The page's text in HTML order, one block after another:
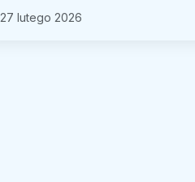
27 lutego 2026